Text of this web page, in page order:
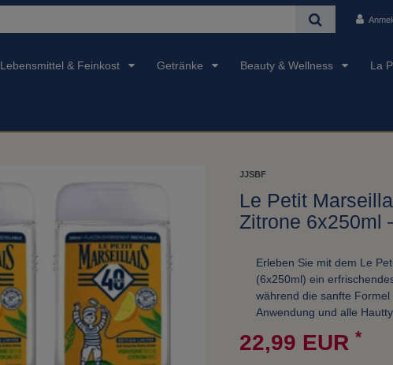
Lebensmittel & Feinkost Getränke Beauty & Wellness La
JJSBF
Le Petit
Zitrone 6x250ml
Erleben Sie mit dem Le
(6x250ml) ein
während die sanfte
Anwendung und alle
22,99 EUR *